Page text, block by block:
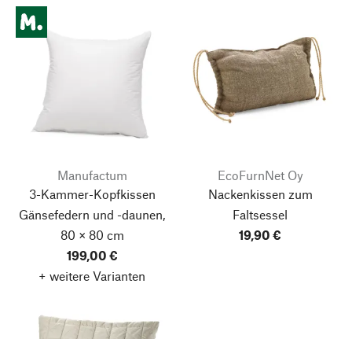
Manufactum
3-Kammer-Kopfkissen
Gänsefedern und -daunen,
80 × 80 cm
199,00 €
+ weitere Varianten
EcoFurnNet Oy
Nackenkissen zum
Faltsessel
19,90 €